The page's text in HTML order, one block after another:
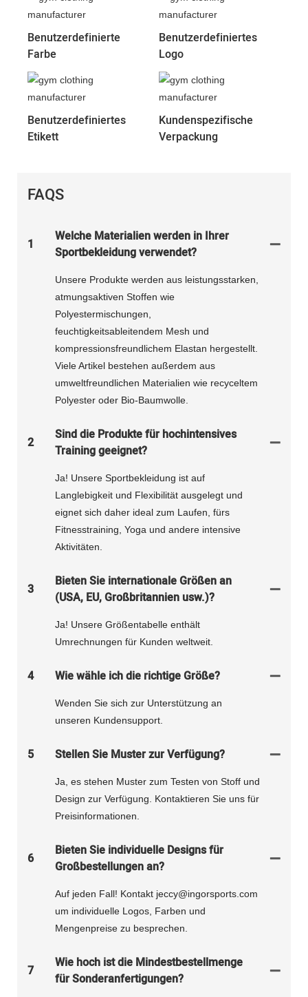
Benutzerdefinierte
Farbe
Benutzerdefiniertes
Logo
Benutzerdefiniertes
Etikett
Kundenspezifische
Verpackung
FAQS
1
Welche Materialien werden in Ihrer
Sportbekleidung verwendet?
Unsere Produkte werden aus leistungsstarken,
atmungsaktiven Stoffen wie
Polyestermischungen,
feuchtigkeitsableitendem Mesh und
kompressionsfreundlichem Elastan hergestellt.
Viele Artikel bestehen außerdem aus
umweltfreundlichen Materialien wie recyceltem
Polyester oder Bio-Baumwolle.
2
Sind die Produkte für hochintensives
Training geeignet?
Ja! Unsere Sportbekleidung ist auf
Langlebigkeit und Flexibilität ausgelegt und
eignet sich daher ideal zum Laufen, fürs
Fitnesstraining, Yoga und andere intensive
Aktivitäten.
3
Bieten Sie internationale Größen an
(USA, EU, Großbritannien usw.)?
Ja! Unsere Größentabelle enthält
Umrechnungen für Kunden weltweit.
4 Wie wähle ich die richtige Größe?
Wenden Sie sich zur Unterstützung an
unseren Kundensupport.
5 Stellen Sie Muster zur Verfügung?
Ja, es stehen Muster zum Testen von Stoff und
Design zur Verfügung. Kontaktieren Sie uns für
Preisinformationen.
6
Bieten Sie individuelle Designs für
Großbestellungen an?
Auf jeden Fall! Kontakt jeccy@ingorsports.com
um individuelle Logos, Farben und
Mengenpreise zu besprechen.
7
Wie hoch ist die Mindestbestellmenge
für Sonderanfertigungen?